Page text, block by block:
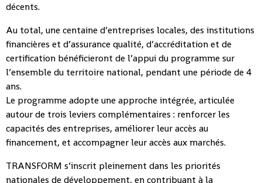
décents.
Au total, une centaine d’entreprises locales, des institutions
financières et d’assurance qualité, d’accréditation et de
certification bénéficieront de l’appui du programme sur
l’ensemble du territoire national, pendant une période de 4
ans.
Le programme adopte une approche intégrée, articulée
autour de trois leviers complémentaires : renforcer les
capacités des entreprises, améliorer leur accès au
financement, et accompagner leur accès aux marchés.
TRANSFORM s’inscrit pleinement dans les priorités
nationales de développement, en contribuant à la